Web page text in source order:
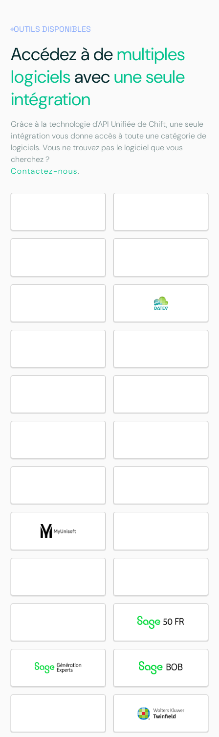
OUTILS DISPONIBLES
Accédez à demultiples
logicielsavec une seule
intégration
Grâce à la technologie d'API Unifiée de Chift, une seule
intégration vous donne accès à toute une catégorie de
logiciels. Vous ne trouvez pas le logiciel que vous
cherchez ?
Contactez-nous.